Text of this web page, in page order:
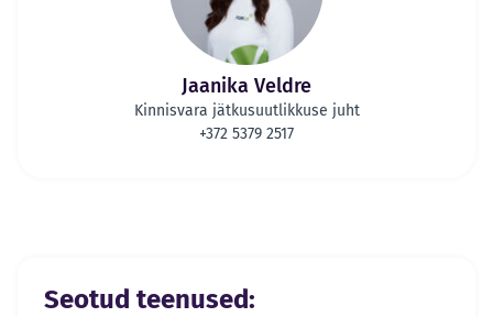
Jaanika Veldre
Kinnisvara jätkusuutlikkuse juht
+372 5379 2517
Seotud teenused: